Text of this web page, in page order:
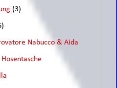
(3)
Nabucco & Aida